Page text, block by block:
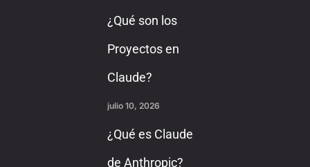
¿Qué son los
Proyectos en
Claude?
julio 10, 2026
¿Qué es Claude
de Anthropic?